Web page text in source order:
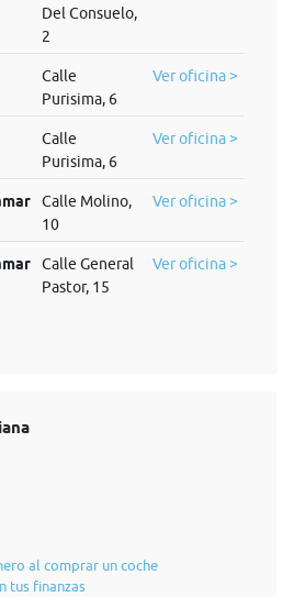
Del Consuelo,
2
Calle
Purisima, 6
Ver oficina >
Calle
Purisima, 6
Ver oficina >
Calle Molino,
10
Ver oficina >
Calle General
Pastor, 15
Ver oficina >
al comprar un coche
tus finanzas